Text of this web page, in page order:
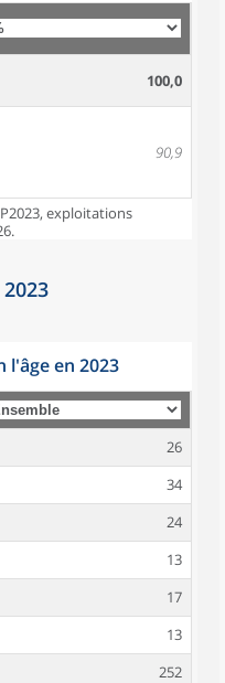
100,0
90,9
exploitations
l'âge en 2023
26
34
24
13
17
13
252